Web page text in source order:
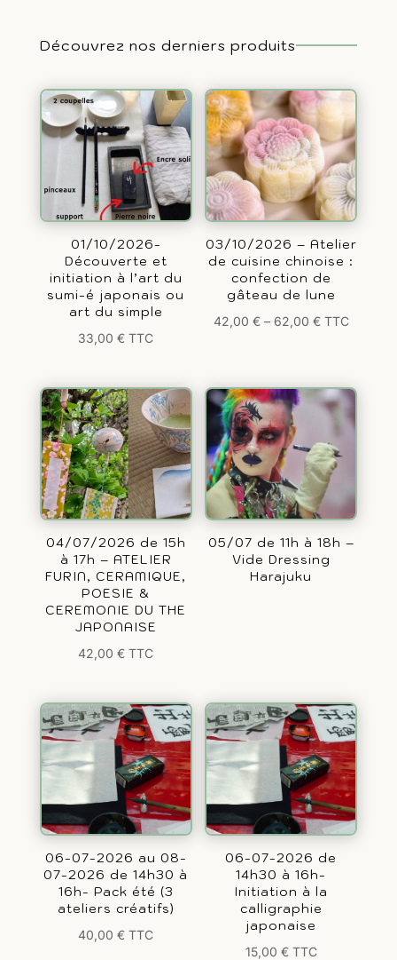
Découvrez nos derniers produits
01/10/2026-
Découverte et
initiation à l’art du
sumi-é japonais ou
art du simple
33,00€ TTC
03/10/2026 – Atelier
de cuisine chinoise :
confection de
gâteau de lune
42,00 €– 62,00 € TTC
04/07/2026 de 15h
à 17h – ATELIER
FURIN, CERAMIQUE,
POESIE &
CEREMONIE DU THE
JAPONAISE
42,00€ TTC
05/07 de 11h à 18h –
Vide Dressing
Harajuku
06-07-2026 au 08-
07-2026 de 14h30 à
16h- Pack été (3
ateliers créatifs)
40,00€ TTC
06-07-2026 de
14h30 à 16h-
Initiation à la
calligraphie
japonaise
15,00 € TTC